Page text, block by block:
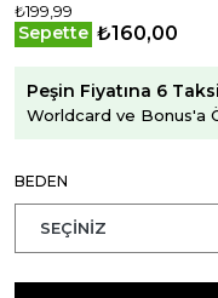
₺199,99
Sepette ₺160,00
Peşin Fiyatına 6
Worldcard ve Bonus'a
BEDEN